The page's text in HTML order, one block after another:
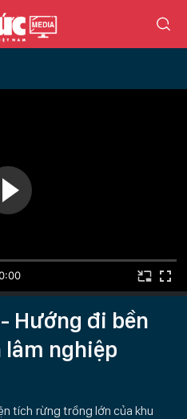
Hướng đi bền
nghiệp
tích rừng trồng lớn của khu